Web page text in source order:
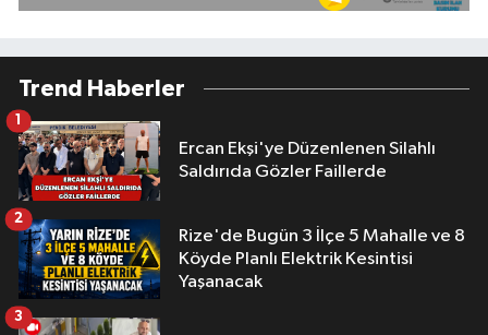
Trend Haberler
Ercan Ekşi'ye Düzenlenen Silahlı
Saldırıda Gözler Faillerde
1
Rize'de Bugün 3 İlçe 5 Mahalle ve 8
Köyde Planlı Elektrik Kesintisi
Yaşanacak
2
3